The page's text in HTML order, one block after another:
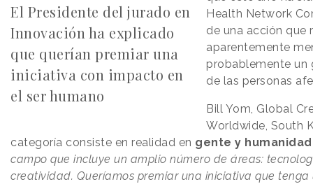
El Presidente del jurado en
Innovación ha explicado
que querían premiar una
iniciativa con impacto en
el ser humano
Health Network
de una acción que
aparentemente
probablemente un
de las personas
Bill Yom, Global
Worldwide, South
categoría consiste en realidad en gente y
campo que incluye un amplio número de áreas:
creatividad. Queríamos premiar una iniciativa que tenga